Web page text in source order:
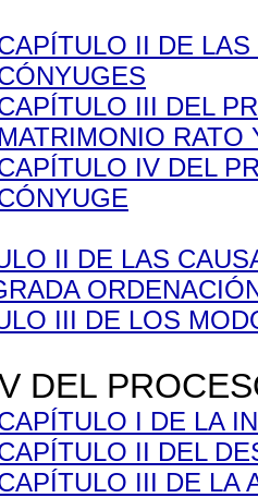
II DE
III DEL
MATRIMONIO RATO
IV DEL
II DE LAS
III DE LOS
DEL
I DE LA
II DEL
III DE LA